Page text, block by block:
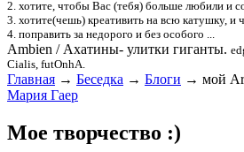
2. хотите, чтобы Вас (тебя) больше любили и
3. хотите(чешь) креативить на всю катушку, и
4. поправить за недорого и без особого ...
Ambien / Ахатины- улитки гиганты.
Cialis, futOnhA.
Главная → Беседка → Блоги → мой
Мария Гаер
Мое творчество :)